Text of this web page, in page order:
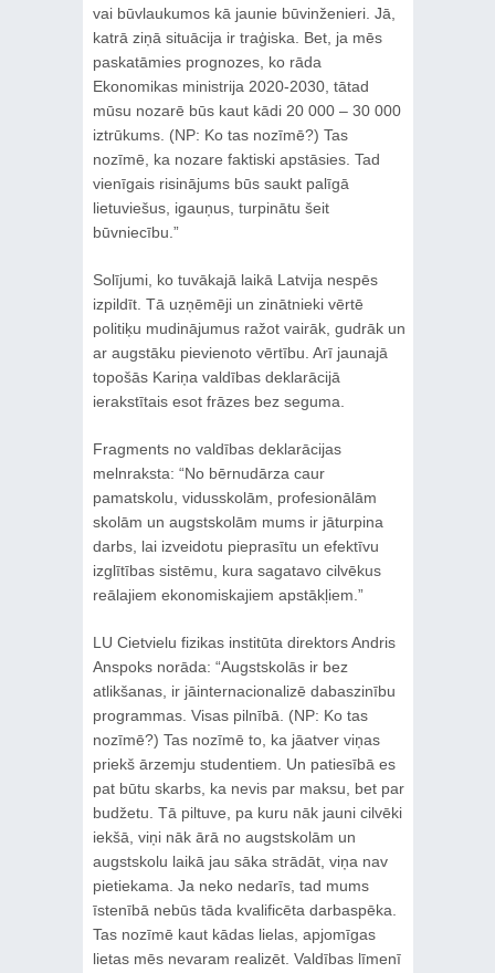
vai būvlaukumos kā jaunie būvinženieri. Jā,
katrā ziņā situācija ir traģiska. Bet, ja mēs
paskatāmies prognozes, ko rāda
Ekonomikas ministrija 2020-2030, tātad
mūsu nozarē būs kaut kādi 20 000 – 30 000
iztrūkums. (NP: Ko tas nozīmē?) Tas
nozīmē, ka nozare faktiski apstāsies. Tad
vienīgais risinājums būs saukt palīgā
lietuviešus, igauņus, turpinātu šeit
būvniecību.”
Solījumi, ko tuvākajā laikā Latvija nespēs
izpildīt. Tā uzņēmēji un zinātnieki vērtē
politiķu mudinājumus ražot vairāk, gudrāk un
ar augstāku pievienoto vērtību. Arī jaunajā
topošās Kariņa valdības deklarācijā
ierakstītais esot frāzes bez seguma.
Fragments no valdības deklarācijas
melnraksta: “No bērnudārza caur
pamatskolu, vidusskolām, profesionālām
skolām un augstskolām mums ir jāturpina
darbs, lai izveidotu pieprasītu un efektīvu
izglītības sistēmu, kura sagatavo cilvēkus
reālajiem ekonomiskajiem apstākļiem.”
LU Cietvielu fizikas institūta direktors Andris
Anspoks norāda: “Augstskolās ir bez
atlikšanas, ir jāinternacionalizē dabaszinību
programmas. Visas pilnībā. (NP: Ko tas
nozīmē?) Tas nozīmē to, ka jāatver viņas
priekš ārzemju studentiem. Un patiesībā es
pat būtu skarbs, ka nevis par maksu, bet par
budžetu. Tā piltuve, pa kuru nāk jauni cilvēki
iekšā, viņi nāk ārā no augstskolām un
augstskolu laikā jau sāka strādāt, viņa nav
pietiekama. Ja neko nedarīs, tad mums
īstenībā nebūs tāda kvalificēta darbaspēka.
Tas nozīmē kaut kādas lielas, apjomīgas
lietas mēs nevaram realizēt. Valdības līmenī